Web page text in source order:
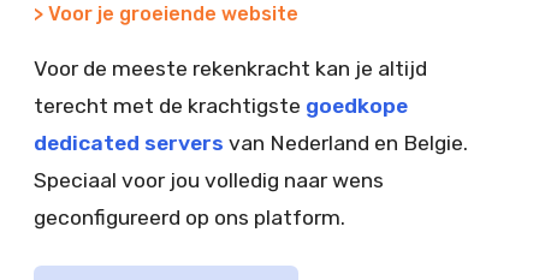
> Voor je groeiende website
Voor de meeste rekenkracht kan je altijd
terecht met de krachtigste goedkope
dedicated servers van Nederland en Belgie.
Speciaal voor jou volledig naar wens
geconfigureerd op ons platform.